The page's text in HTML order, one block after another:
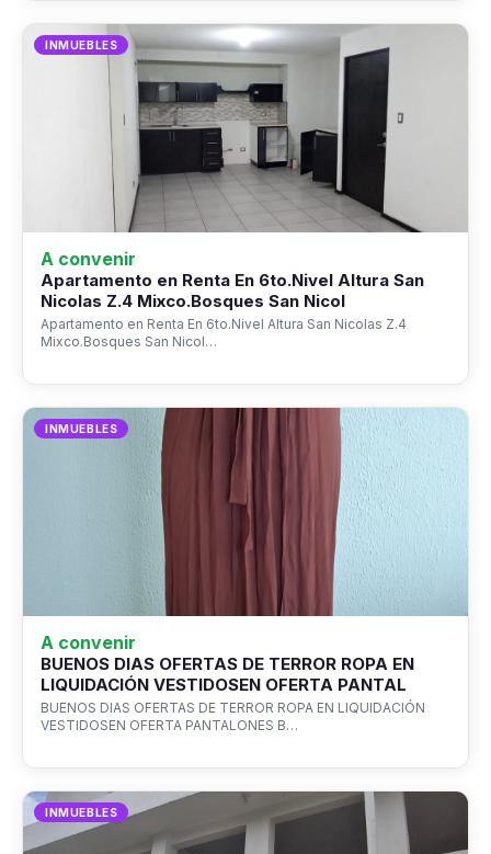
INMUEBLES
A convenir
Apartamento en Renta En 6to.Nivel Altura San
Nicolas Z.4 Mixco.Bosques San Nicol
Apartamento en Renta En 6to.Nivel Altura San Nicolas Z.4
Mixco.Bosques San Nicol…
INMUEBLES
A convenir
BUENOS DIAS OFERTAS DE TERROR ROPA EN
LIQUIDACIÓN VESTIDOSEN OFERTA PANTAL
BUENOS DIAS OFERTAS DE TERROR ROPA EN LIQUIDACIÓN
VESTIDOSEN OFERTA PANTALONES B…
INMUEBLES